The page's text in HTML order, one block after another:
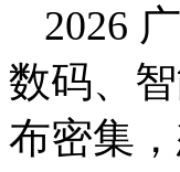
2026
数码、
布密集